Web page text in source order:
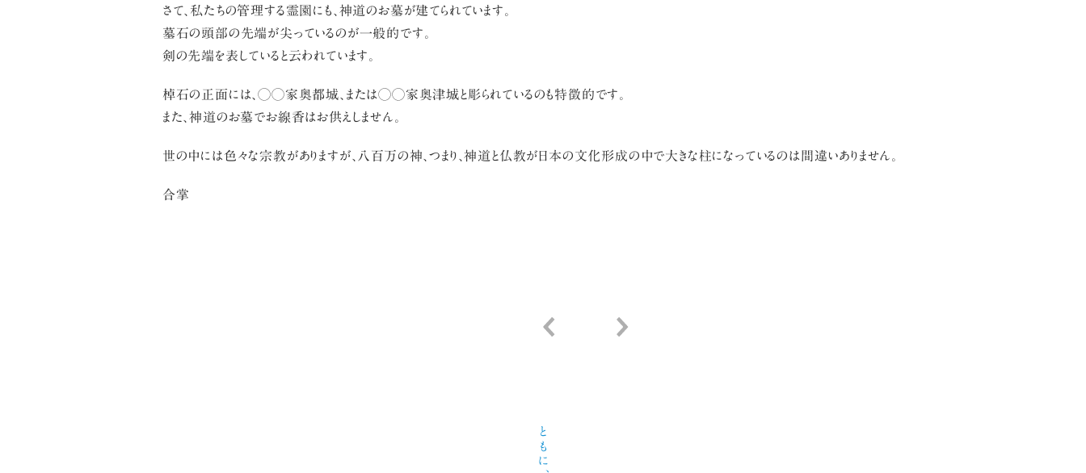
さて、私たちの管理する霊園にも、神道のお墓が建てられています。
墓石の頭部の先端が尖っているのが一般的です。
剣の先端を表していると云われています。
棹石の正面には、◯◯家奥都城、または◯◯家奥津城と彫られているのも特徴的です。
また、神道のお墓でお線香はお供えしません。
世の中には色々な宗教がありますが、八百万の神、つまり、神道と仏教が日本の文化形成の中で大きな柱になっているのは間違いありません。
合掌